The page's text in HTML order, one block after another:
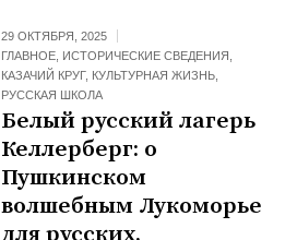
29 ОКТЯБРЯ, 2025
ГЛАВНОЕ ИСТОРИЧЕСКИЕ СВЕДЕНИЯ
КАЗАЧИЙ КРУГ, КУЛЬТУРНАЯ ЖИЗНЬ
РУССКАЯ ШКОЛА
Белый русский лагерь
Келлерберг: о
Пушкинском
волшебным Лукоморье